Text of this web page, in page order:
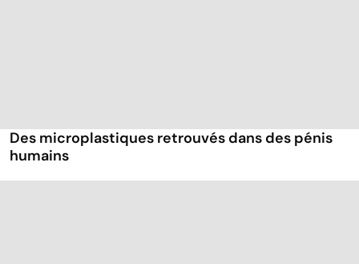
Des microplastiques retrouvés dans des pénis
humains